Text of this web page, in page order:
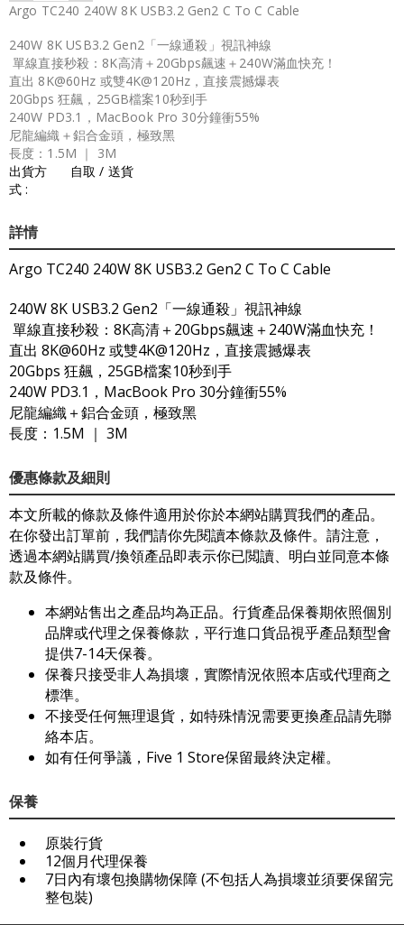
Argo TC240 240W 8K USB3.2 Gen2 C To C Cable
240W 8K USB3.2 Gen2「一線通殺」視訊神線
單線直接秒殺：8K高清＋20Gbps飆速＋240W滿血快充！
直出 8K@60Hz 或雙4K@120Hz，直接震撼爆表
20Gbps 狂飆，25GB檔案10秒到手
240W PD3.1，MacBook Pro 30分鐘衝55%
尼龍編織＋鋁合金頭，極致黑
長度：1.5M ｜ 3M
出貨方
式 :
自取 / 送貨
詳情
Argo TC240 240W 8K USB3.2 Gen2 C To C Cable
240W 8K USB3.2 Gen2「一線通殺」視訊神線
單線直接秒殺：8K高清＋20Gbps飆速＋240W滿血快充！
直出 8K@60Hz 或雙4K@120Hz，直接震撼爆表
20Gbps 狂飆，25GB檔案10秒到手
240W PD3.1，MacBook Pro 30分鐘衝55%
尼龍編織＋鋁合金頭，極致黑
長度：1.5M ｜ 3M
優惠條款及細則
本文所載的條款及條件適用於你於本網站購買我們的產品。
在你發出訂單前，我們請你先閱讀本條款及條件。請注意，
透過本網站購買/換領產品即表示你已閲讀、明白並同意本條
款及條件。
本網站售出之產品均為正品。行貨產品保養期依照個別
品牌或代理之保養條款，平行進口貨品視乎產品類型會
提供7-14天保養。
保養只接受非人為損壞，實際情況依照本店或代理商之
標準。
不接受任何無理退貨，如特殊情況需要更換產品請先聯
絡本店。
如有任何爭議，Five 1 Store保留最終決定權。
保養
原裝行貨
12個月代理保養
7日內有壞包換購物保障 (不包括人為損壞並須要保留完
整包裝)